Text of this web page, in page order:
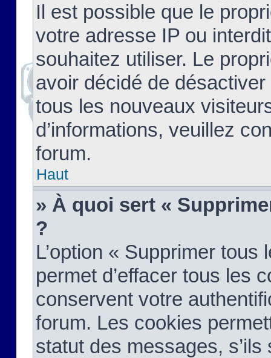
Il est possible que le
votre adresse IP ou
souhaitez utiliser. Le
avoir décidé de
tous les nouveaux
d’informations, veuillez
forum.
Haut
» À quoi sert «
?
L’option « Supprimer
permet d’effacer tous les
conservent votre
forum. Les cookies
statut des messages,